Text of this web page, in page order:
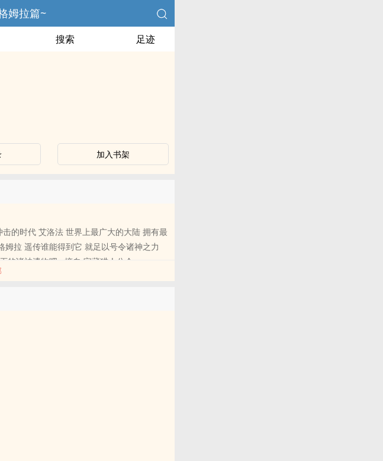
姆拉篇~
搜索 足迹
加入书架
的时代 艾洛法 世界上最广大的大陆 拥有最
拉 遥传谁能得到它 就足以号令诸神之力
诸神遗物吧 ~摘自 宝藏猎人公会~